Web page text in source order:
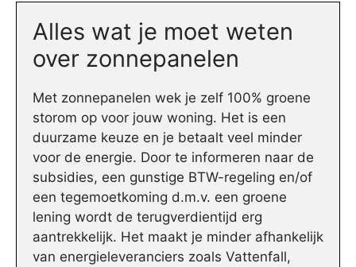
Alles wat je moet weten
over zonnepanelen
Met zonnepanelen wek je zelf 100% groene
storom op voor jouw woning. Het is een
duurzame keuze en je betaalt veel minder
voor de energie. Door te informeren naar de
subsidies, een gunstige BTW-regeling en/of
een tegemoetkoming d.m.v. een groene
lening wordt de terugverdientijd erg
aantrekkelijk. Het maakt je minder afhankelijk
van energieleveranciers zoals Vattenfall,